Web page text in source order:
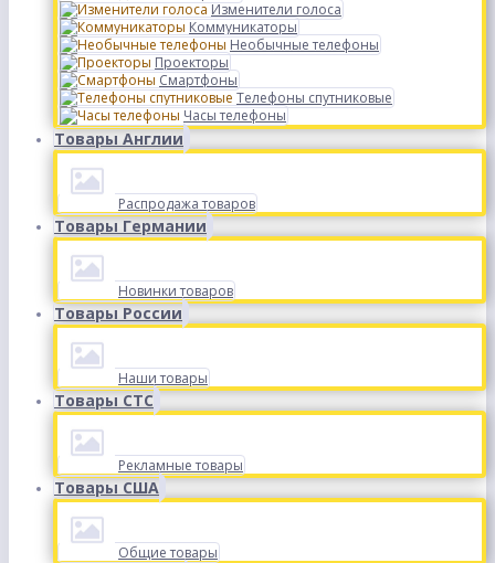
Изменители голоса
Коммуникаторы
Необычные телефоны
Проекторы
Смартфоны
Телефоны спутниковые
Часы телефоны
Товары Англии
Распродажа товаров
Товары Германии
Новинки товаров
Товары России
Наши товары
Товары СТС
Рекламные товары
Товары США
Общие товары